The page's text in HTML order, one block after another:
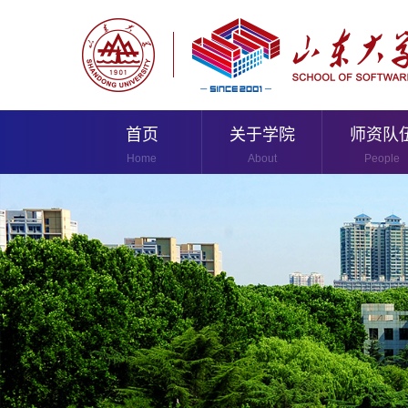
首页
Home
关于学院
About
师资队
People